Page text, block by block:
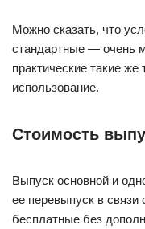
Можно сказать, что
стандартные — очень
практические такие
использование.
Стоимость
Выпуск основной и
ее перевыпуск в связи
бесплатные без